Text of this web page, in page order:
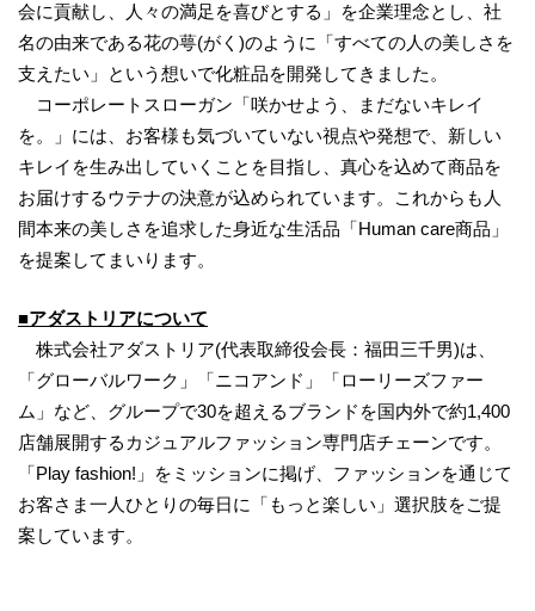
会に貢献し、人々の満足を喜びとする」を企業理念とし、社
名の由来である花の萼(がく)のように「すべての人の美しさを
支えたい」という想いで化粧品を開発してきました。
コーポレートスローガン「咲かせよう、まだないキレイ
を。」には、お客様も気づいていない視点や発想で、新しい
キレイを生み出していくことを目指し、真心を込めて商品を
お届けするウテナの決意が込められています。これからも人
間本来の美しさを追求した身近な生活品「Human care商品」
を提案してまいります。
■アダストリアについて
株式会社アダストリア(代表取締役会長：福田三千男)は、
「グローバルワーク」「ニコアンド」「ローリーズファー
ム」など、グループで30を超えるブランドを国内外で約1,400
店舗展開するカジュアルファッション専門店チェーンです。
「Play fashion!」をミッションに掲げ、ファッションを通じて
お客さま一人ひとりの毎日に「もっと楽しい」選択肢をご提
案しています。